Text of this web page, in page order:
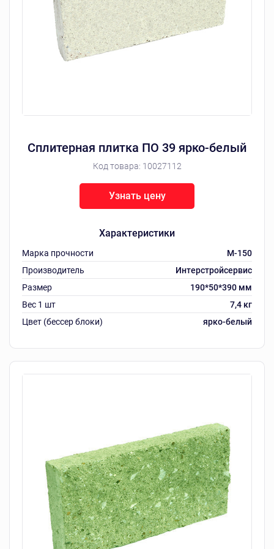
Сплитерная плитка ПО 39 ярко-белый
Код товара: 10027112
Характеристики
Марка прочности
M-150
Производитель
Интерстройсервис
Размер
190*50*390 мм
Вес 1 шт
7,4 кг
Цвет (бессер блоки)
ярко-белый
Узнать цену